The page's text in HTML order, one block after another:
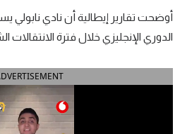
الدوري الإنجليزي الممتاز
الدوري الإسباني
أوضحت تقارير إيطالية أن نادي
الدوري الإنجليزي خلال فترة الانتقالات